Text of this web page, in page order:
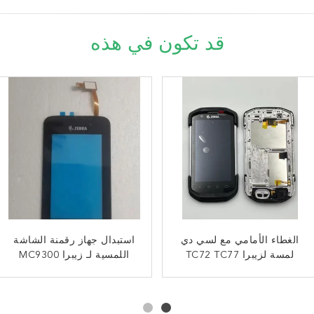
قد تكون في هذه
استبدال جهاز رقمنة الشاشة
اللمسية لـ زيبرا MC9300
الغطاء الأمامي مع لسي دي
لمسة لزيبرا TC72 TC77
تعويض كابل LCD Flex لـ
Zebra Motorola TC21
شاشة LCD مع رقمنة لمسة
لـ زيبرا TC72 TC77 KS-3